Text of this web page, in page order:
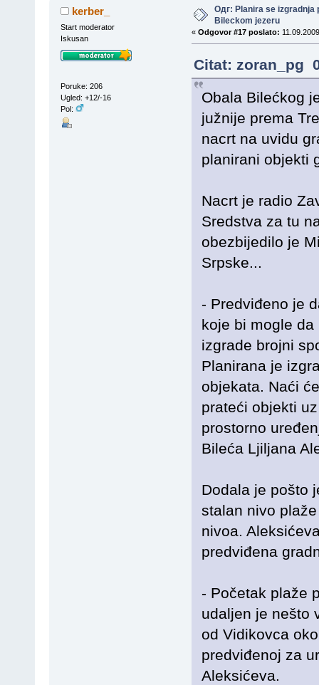
kerber_
Start moderator
Iskusan
Poruke: 206
Ugled: +12/-16
Pol:
Одг: Planira se izgradnja
Bileckom jezeru
« Odgovor #17 poslato:
Citat: zoran_pg
Obala Bilećkog
južnije prema
nacrt na uvidu
planirani objekti
Nacrt je radio
Sredstva za tu
obezbijedilo je
Srpske...
- Predviđeno je
koje bi mogle
izgrade brojni
Planirana je
objekata. Naći
prateći objekti
prostorno
Bileća Ljiljana
Dodala je pošto
stalan nivo
nivoa.
predviđena
- Početak plaže
udaljen je nešto
od Vidikovca
predviđenoj za
Aleksićeva.